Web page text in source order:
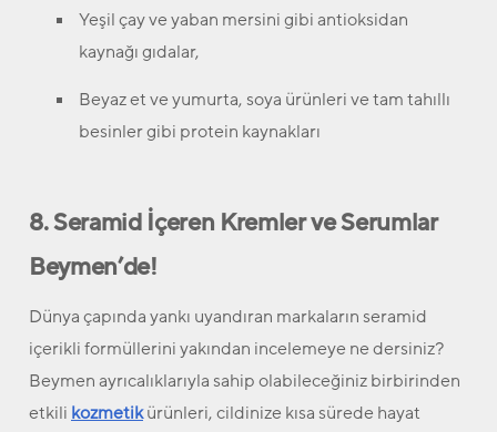
Yeşil çay ve yaban mersini gibi antioksidan
kaynağı gıdalar,
Beyaz et ve yumurta, soya ürünleri ve tam tahıllı
besinler gibi protein kaynakları
8. Seramid İçeren Kremler ve Serumlar
Beymen’de!
Dünya çapında yankı uyandıran markaların seramid
içerikli formüllerini yakından incelemeye ne dersiniz?
Beymen ayrıcalıklarıyla sahip olabileceğiniz birbirinden
etkili kozmetikürünleri, cildinize kısa sürede hayat